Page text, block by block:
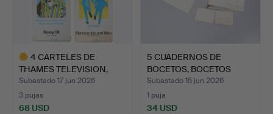
4 CARTELES DE
THAMES TELEVISION,
CON MOREC…
Subastado 17 jun 2026
3 pujas
68 USD
5 CUADERNOS DE
BOCETOS, BOCETOS
SUELTOS Y …
Subastado 15 jun 2026
1 puja
34 USD